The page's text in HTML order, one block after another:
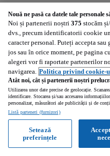
Schmitz Cargobull
Schmitz Standard . Anvelope noi !!!
2019
Arad (Arad)
Nouă ne pasă ca datele tale personale
Noi și partenerii noștri 375 stocăm
dvs., precum identificatorii cookie
caracter personal. Puteți accepta
jos sau în orice moment, pe pagina
alegeri vor fi raportate partenerilor
navigarea. Politica privind cookie-
Atât noi, cât și partenerii noștri
Utilizarea unor date precise de geolocație.
identificare. Stocarea și/sau accesarea
personalizat, măsurători ale publicității și de
Listă parteneri (furnizori)
Setează
preferințele